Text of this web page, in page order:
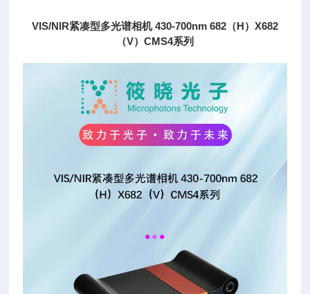
VIS/NIR紧凑型多光谱相机 430-700nm 682（H）X682
（V）CMS4系列